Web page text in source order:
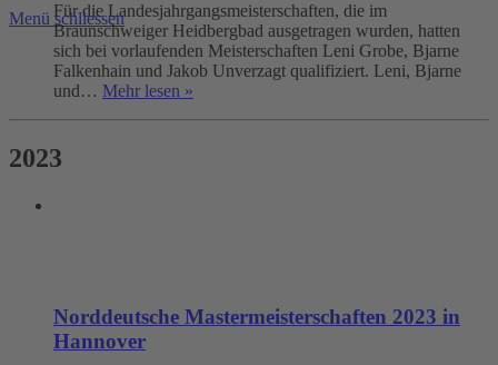
Menü schliessen
Für die Landesjahrgangsmeisterschaften, die im
Braunschweiger Heidbergbad ausgetragen wurden, hatten
sich bei vorlaufenden Meisterschaften Leni Grobe, Bjarne
Falkenhain und Jakob Unverzagt qualifiziert. Leni, Bjarne
und… Mehr lesen »
2023
Norddeutsche Mastermeisterschaften 2023 in
Hannover